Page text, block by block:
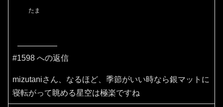
たま
#1598 への返信
mizutaniさん、なるほど、季節がいい時なら銀マットに
寝転がって眺める星空は極楽ですね